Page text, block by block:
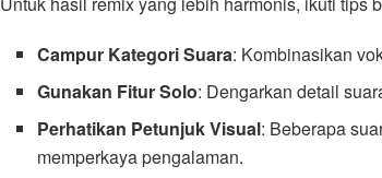
Campur Kategori Suara: Kombinasikan
Gunakan Fitur Solo: Dengarkan detail
Perhatikan Petunjuk Visual: Beberapa
memperkaya pengalaman.